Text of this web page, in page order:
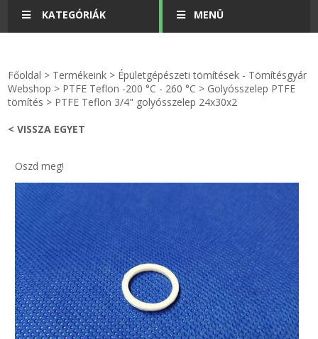
KATEGÓRIÁK
KULCSTARTÓ - KULCSKARIKA
IPARI KARIMA TÖMÍTÉS
TÖMÍTŐ TÁBLA - SZIGETELŐ LEMEZ
GUMILEMEZ - FILC - HÓTOLÓ
TÖMÍTŐ ZSINÓR - RAGASZTÓ
MENÜ
videók
Egyedi gyártás
Hírek
Kapcsolat
ÁSZF
Főoldal > Termékeink > Épületgépészeti tömítések - Tömítésgyár
Webshop > PTFE Teflon -200 °C - 260 °C > Golyósszelep PTFE
tömítés > PTFE Teflon 3/4" golyósszelep 24x30x2
< VISSZA EGYET
Oszd meg!